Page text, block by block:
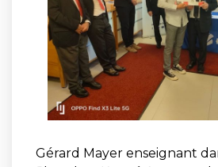
Gérard Mayer enseignant